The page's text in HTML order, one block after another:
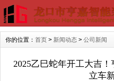
你的位置： 首页 > 新闻动态 > 公司新闻
2025乙巳蛇年开工大吉
立车